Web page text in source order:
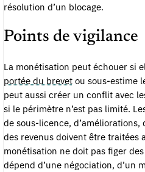
résolution d’un blocage.
Points de vigilance
La monétisation peut échouer si
portée du brevet ou sous-estime
peut aussi créer un conflit avec
si le périmètre n’est pas limité.
de sous-licence,
des revenus doivent être traitées
monétisation ne doit pas figer
dépend d’une négociation, d’un